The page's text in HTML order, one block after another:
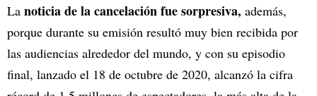
La noticia de la cancelación fue sorpresiva, además,
porque durante su emisión resultó muy bien recibida por
las audiencias alrededor del mundo, y con su episodio
final, lanzado el 18 de octubre de 2020, alcanzó la cifra